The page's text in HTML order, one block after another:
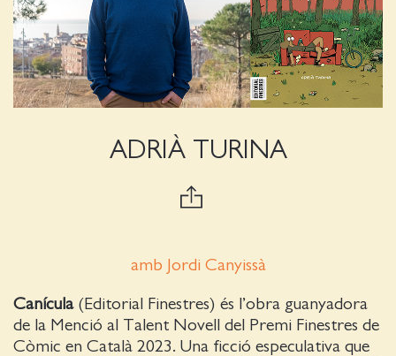
ADRIÀ TURINA
amb Jordi Canyissà
Canícula(Editorial Finestres) és l’obra guanyadora
de la Menció al Talent Novell del Premi Finestres de
Còmic en Català 2023. Una ficció especulativa que